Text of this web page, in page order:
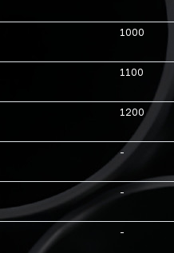
1000
1100
1200
-
-
-